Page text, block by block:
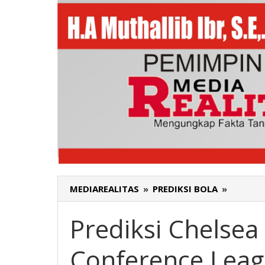
MEDIAREALITAS » PREDIKSI BOLA »
Chelsea
League
Prediksi